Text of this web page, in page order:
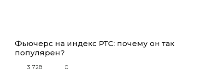
Фьючерс на индекс РТС: почему он так
популярен?
3 728 0